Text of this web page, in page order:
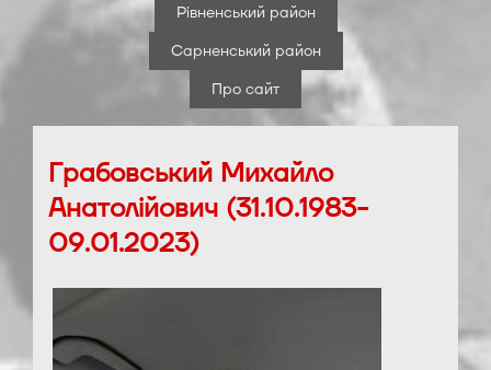
Рівненський район
Сарненський район
Про сайт
Грабовський Михайло
Анатолійович (31.10.1983-
09.01.2023)